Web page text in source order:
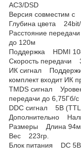
AC3/DSD
Версия совместим
Глубина цвета
Расстояние
до 120м
Поддержка HDMI
Скорость передачи
ИК сигнал
комплект входит ИК
TMDS сигнал
передачи до 6,75Гб/с
DDC сигнал 5В (TTL
Дополнительно
Размеры Длина
Вес 223гр.
Блок питания DC